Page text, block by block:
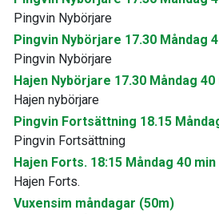
Pingvin Nybörjare
Pingvin Nybörjare 17.30 Måndag
Pingvin Nybörjare
Hajen Nybörjare 17.30 Måndag 40
Hajen nybörjare
Pingvin Fortsättning 18.15
Pingvin Fortsättning
Hajen Forts. 18:15 Måndag 40 min
Hajen Forts.
Vuxensim måndagar (50m)